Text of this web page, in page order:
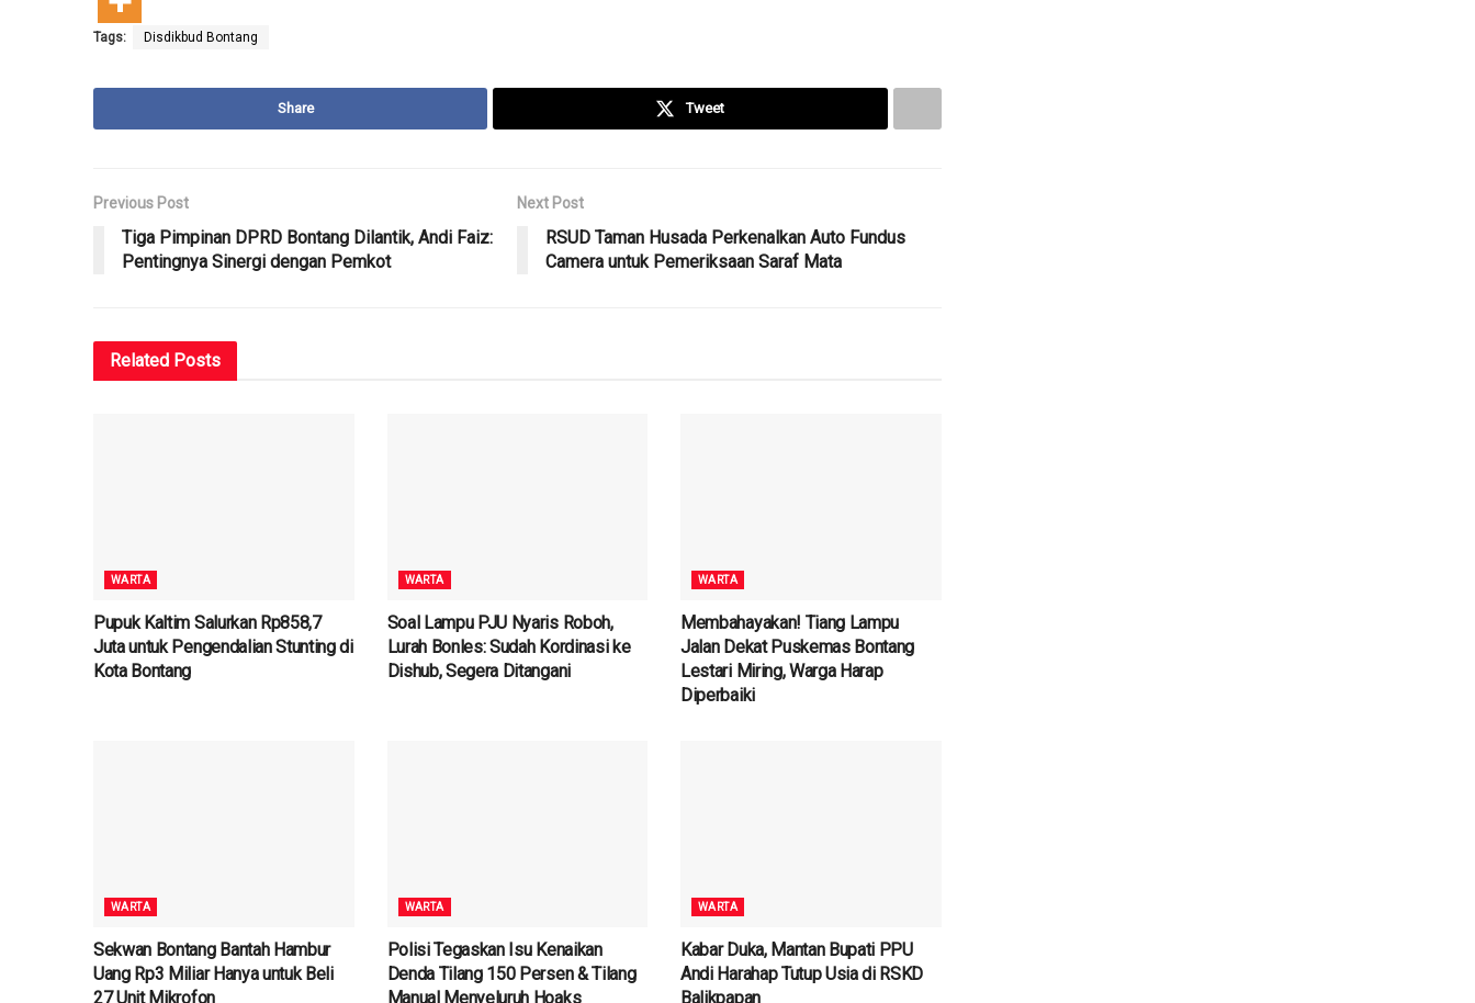
Tags: Disdikbud Bontang
Share Tweet
Previous Post
Tiga Pimpinan DPRD Bontang Dilantik, Andi Faiz:
Pentingnya Sinergi dengan Pemkot
Next Post
RSUD Taman Husada Perkenalkan Auto Fundus
Camera untuk Pemeriksaan Saraf Mata
Related Posts
WARTA
Pupuk Kaltim Salurkan Rp858,7
Juta untuk Pengendalian Stunting di
Kota Bontang
WARTA
Soal Lampu PJU Nyaris Roboh,
Lurah Bonles: Sudah Kordinasi ke
Dishub, Segera Ditangani
WARTA
Membahayakan! Tiang Lampu
Jalan Dekat Puskemas Bontang
Lestari Miring, Warga Harap
Diperbaiki
WARTA
Sekwan Bontang Bantah Hambur
Uang Rp3 Miliar Hanya untuk Beli
27 Unit Mikrofon
WARTA
Polisi Tegaskan Isu Kenaikan
Denda Tilang 150 Persen & Tilang
Manual Menyeluruh Hoaks
WARTA
Kabar Duka, Mantan Bupati PPU
Andi Harahap Tutup Usia di RSKD
Balikpapan